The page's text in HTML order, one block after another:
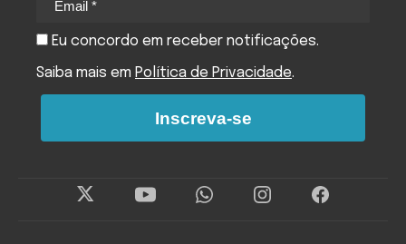
Eu concordo em receber notificações.
Saiba mais em Política de Privacidade.
Inscreva-se